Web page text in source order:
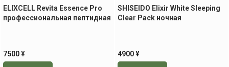
ELIXCELL Revita Essence Pro
профессиональная пептидная
7500¥
SHISEIDO Elixir White Sleeping
Clear Pack ночная
4900¥